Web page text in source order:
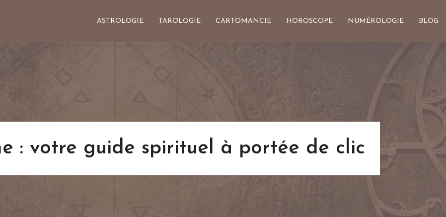
ASTROLOGIE TAROLOGIE CARTOMANCIE HOROSCOPE NUMÉROLOGIE BLOG
: votre guide spirituel à portée de clic